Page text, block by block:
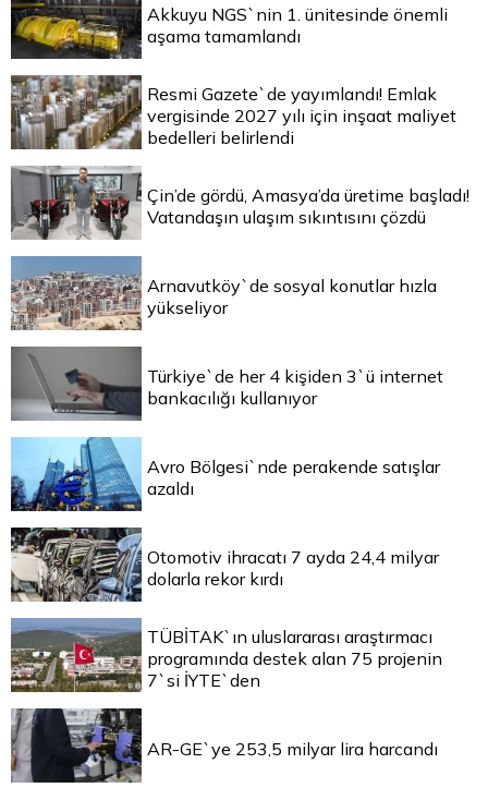
Akkuyu NGS`nin 1. ünitesinde önemli
aşama tamamlandı
Resmi Gazete`de yayımlandı! Emlak
vergisinde 2027 yılı için inşaat maliyet
bedelleri belirlendi
Çin’de gördü, Amasya’da üretime başladı!
Vatandaşın ulaşım sıkıntısını çözdü
Arnavutköy`de sosyal konutlar hızla
yükseliyor
Türkiye`de her 4 kişiden 3`ü internet
bankacılığı kullanıyor
Avro Bölgesi`nde perakende satışlar
azaldı
Otomotiv ihracatı 7 ayda 24,4 milyar
dolarla rekor kırdı
TÜBİTAK`ın uluslararası araştırmacı
programında destek alan 75 projenin
7`si İYTE`den
AR-GE`ye 253,5 milyar lira harcandı